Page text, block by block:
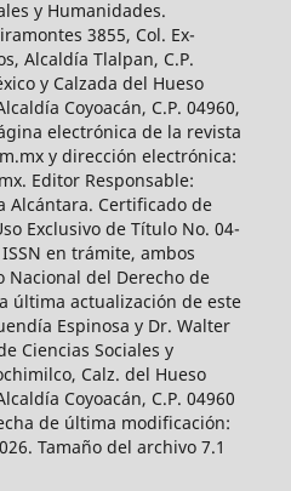
y Humanidades.
3855, Col. Ex-
Alcaldía Tlalpan, C.P.
y Calzada del Hueso
Coyoacán, C.P. 04960,
electrónica de la revista
y dirección electrónica:
Editor Responsable:
Alcántara. Certificado de
Exclusivo de Título No. 04-
en trámite, ambos
del Derecho de
última actualización de este
Espinosa y Dr. Walter
Ciencias Sociales y
Calz. del Hueso
Coyoacán, C.P. 04960
de última modificación:
Tamaño del archivo 7.1